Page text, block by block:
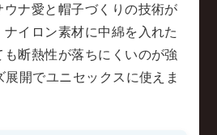
ナ愛と帽子づくりの技術が
イロン素材に中綿を入れた
断熱性が落ちにくいのが強
開でユニセックスに使えま